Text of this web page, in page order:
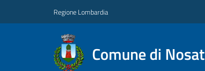
Regione Lombardia
Comune di